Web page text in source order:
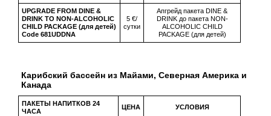
UPGRADE FROM DINE &
DRINK TO NON-ALCOHOLIC
CHILD PACKAGE (для детей)
Code 681UDDNA
5 €/
сутки
Апгрейд пакета DINE &
DRINK до пакета NON-
ALCOHOLIC CHILD
PACKAGE (для детей)
Карибский бассейн из Майами, Северная Америка и
Канада
ПАКЕТЫ НАПИТКОВ 24
ЧАСА
ЦЕНА УСЛОВИЯ